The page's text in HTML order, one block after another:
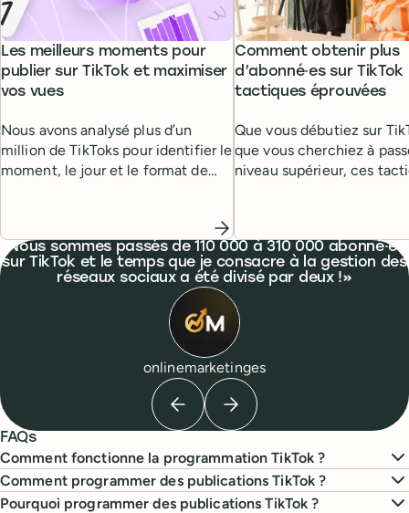
Les meilleurs moments pour
publier sur TikTok et maximiser
vos vues
Nous avons analysé plus d’un
million de TikToks pour identifier le
moment, le jour et le format de
Comment obtenir plus
d’abonné·es sur TikTok
tactiques éprouvées
Que vous débutiez sur
que vous cherchiez à
niveau supérieur, ces
plus d’abonné·es.
What people are saying
Nous sommes passés de 110 000 à 310 000 abonné·es
sur TikTok et le temps que je consacre à la gestion des
réseaux sociaux a été divisé par deux !
onlinemarketinges
Previous testimonial
Next testimonial
FAQs
Comment fonctionne la programmation TikTok ?
Comment programmer des publications TikTok ?
Pourquoi programmer des publications TikTok ?